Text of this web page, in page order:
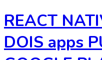
REACT
DOIS apps